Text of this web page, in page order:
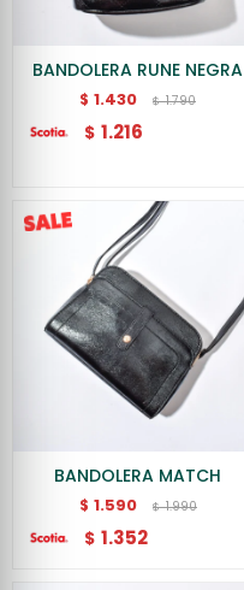
BANDOLERA RUNE NEGRA
$ 1.430 $ 1.790
$ 1.216
BANDOLERA MATCH
$ 1.590 $ 1.990
$ 1.352